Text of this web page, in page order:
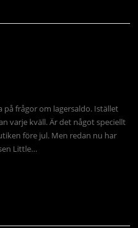
frågor om lagersaldo. Istället
varje kväll. Är det något speciellt
före jul. Men redan nu har
Little…